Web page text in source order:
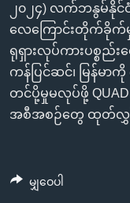
ရှာဖွေ
ရန်
နေရာ
သို့
ကျော်
ဘာသာစကားများ
၂၀၂၄) လက်ဘနွမ်နိုင်ငံ
လေကြောင်းတိုက်ခို
ရုရှားလုပ်ကားပစ္စ
ကန်ပြင်ဆင်၊ မြန်မ
တင်ပို့မှုမလုပ်ဖို့
အစီအစဉ်တွေ ထုတ်လွှင့်
မျှဝေပါ